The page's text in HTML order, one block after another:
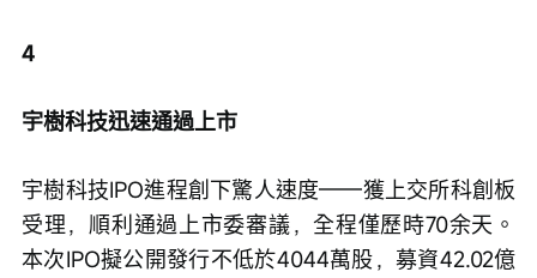
4
宇樹科技迅速通過上市
宇樹科技IPO進程創下驚人速度——獲上交所科創板
受理，順利通過上市委審議，全程僅歷時70余天。
本次IPO擬公開發行不低於4044萬股，募資42.02億